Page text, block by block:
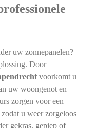
uw zonnepanelen?
Door
voorkomt u
uw woongenot en
zorgen voor een
u weer zorgeloos
gekras, gepiep of